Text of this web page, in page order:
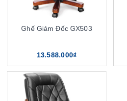
Ghế Giám Đốc GX503
13.588.000₫